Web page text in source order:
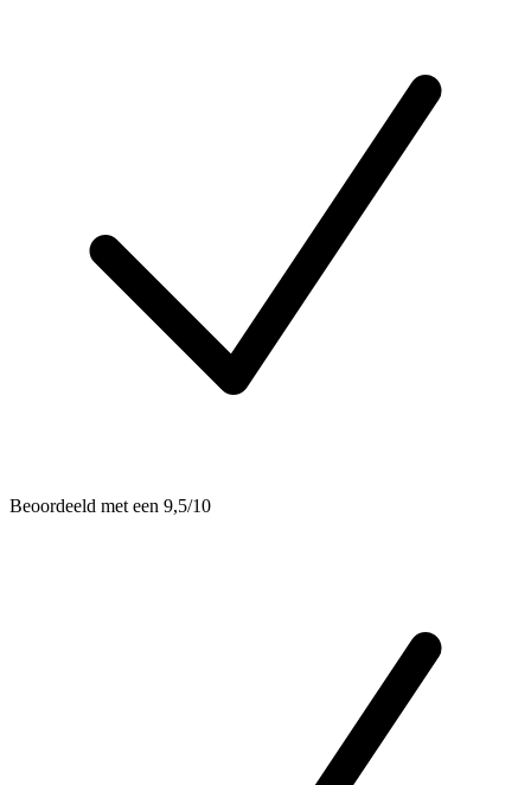
Beoordeeld met een 9,5/10